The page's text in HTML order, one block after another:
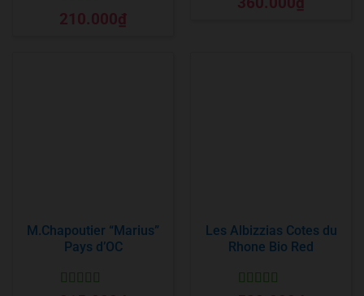
Được xếp
hạng55 sao
210.000₫
hạng55 sao
M.Chapoutier “Marius”
Pays d’OC
Les Albizzias Cotes du
Rhone Bio Red